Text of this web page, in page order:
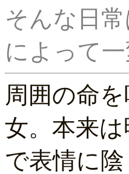
そんな日
周囲の命
女。本来
で表情に